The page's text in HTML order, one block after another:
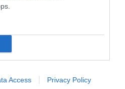
Access Privacy Policy
email, και τον ιστότοπο μου σε